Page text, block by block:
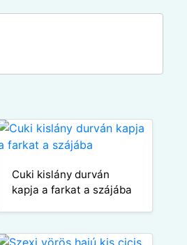
Cuki kislány durván
kapja a farkat a szájába